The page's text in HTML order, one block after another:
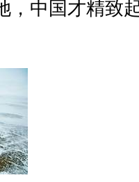
，中国才精致